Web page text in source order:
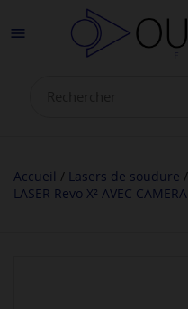

Accueil Lasers de soudure
LASER Revo X² AVEC CAMERA